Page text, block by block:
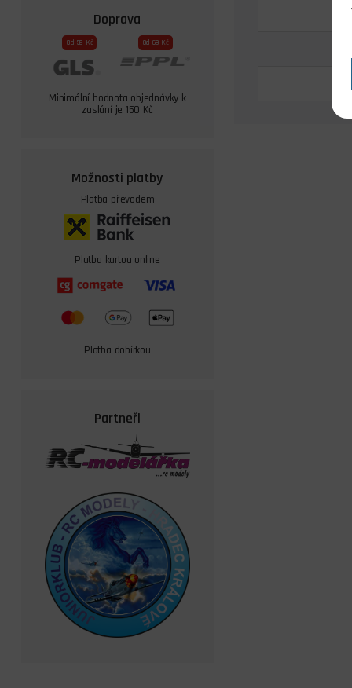
Doprava
Od 59 Kč Od 69 Kč
Minimální hodnota objednávky k
zaslání je 150 Kč
Možnosti platby
Platba převodem
Platba kartou online
Platba dobírkou
Partneři